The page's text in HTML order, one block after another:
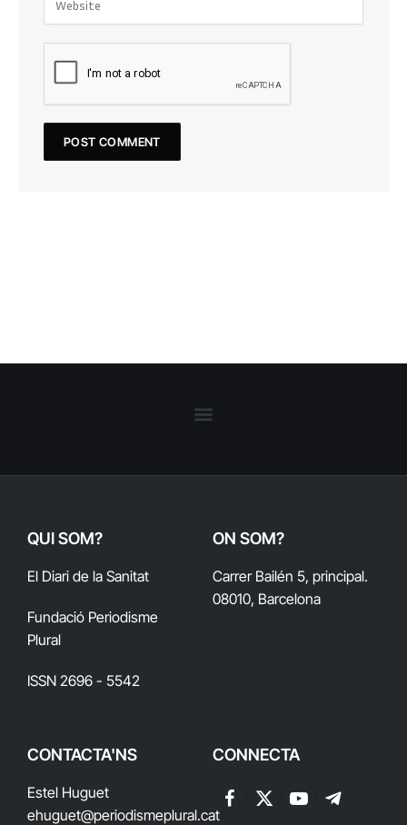
QUI SOM?
El Diari de la Sanitat
Fundació Periodisme
Plural
ISSN 2696 - 5542
ON SOM?
Carrer Bailén 5, principal.
08010, Barcelona
CONTACTA'NS
Estel Huguet
ehuguet@periodismeplural.cat
CONNECTA
Facebook
X
YouTubeTelegram